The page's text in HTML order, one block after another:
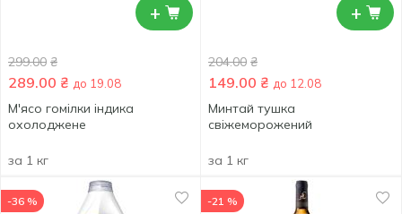
+
299.00 ₴
289.00 ₴ до 19.08
М'ясо гомілки індика
охолоджене
за 1 кг
+
204.00 ₴
149.00 ₴ до 12.08
Минтай тушка
свіжеморожений
за 1 кг
-36 % -21 %